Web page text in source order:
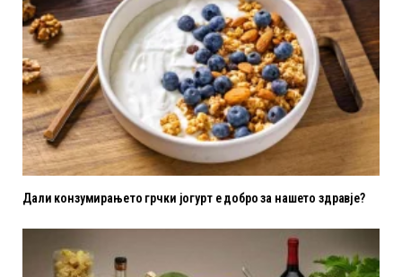
Дали конзумирањето грчки јогурт е добро за нашето здравје?